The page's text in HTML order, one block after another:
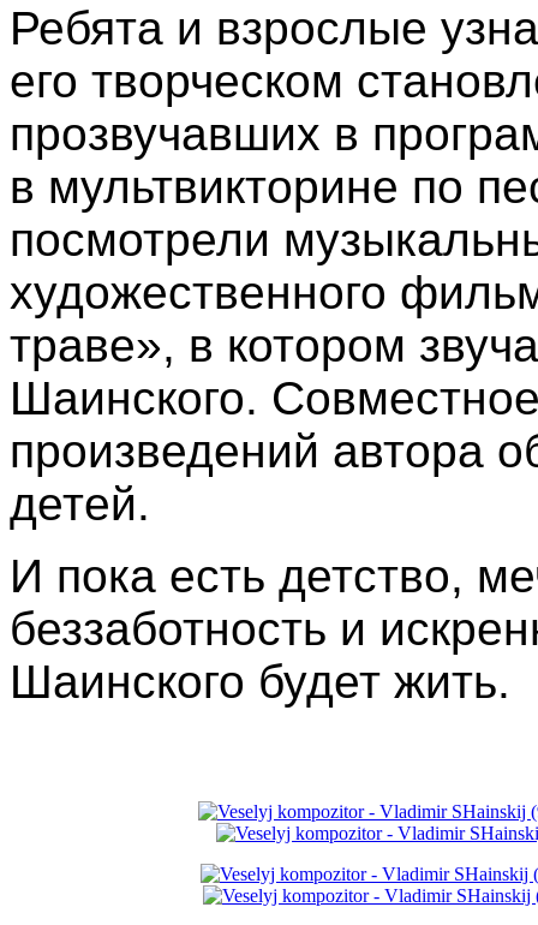
Ребята и взрослые
его творческом
прозвучавших в
в мультвикторине по
посмотрели
художественного
траве», в котором
Шаинского.
произведений автора
детей.
И пока есть детство,
беззаботность и
Шаинского будет жить.